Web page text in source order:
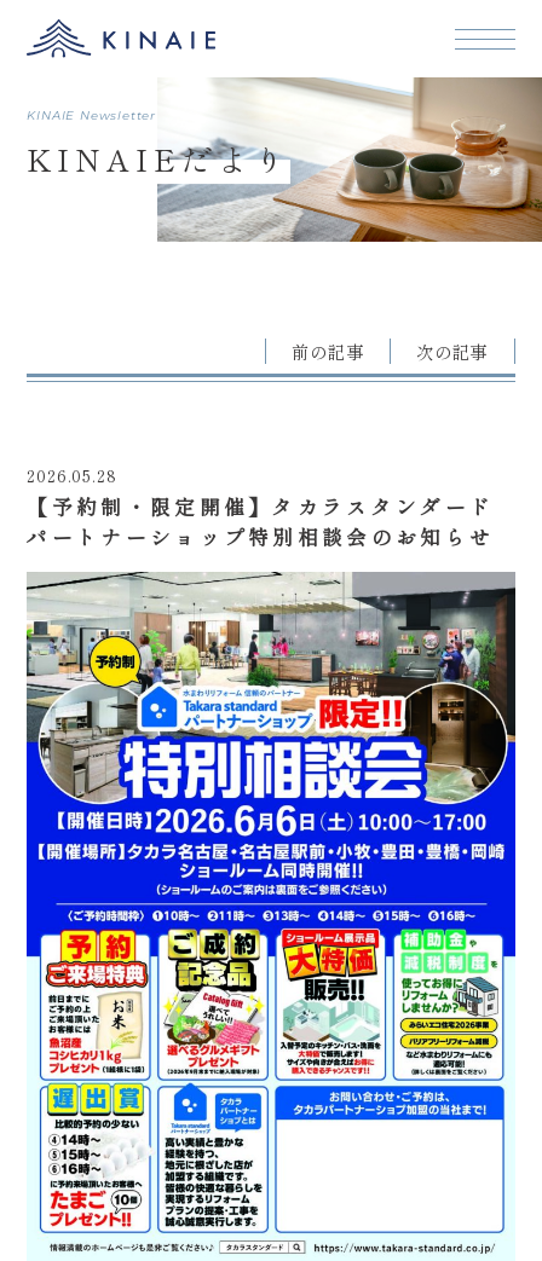
本文まで
KINAIE Newsletter
KINAIEだより
前の記事 次の記事
2026.05.28
【予約制・限定開催】タカラスタンダード
パートナーショップ特別相談会のお知らせ